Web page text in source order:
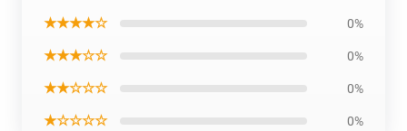
★★★★☆ 0%
★★★☆☆ 0%
★★☆☆☆ 0%
★☆☆☆☆ 0%